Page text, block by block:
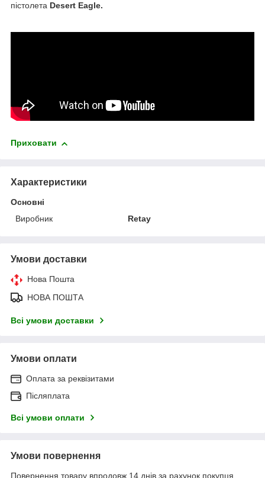
пістолета Desert Eagle.
Приховати
Характеристики
Основні
Виробник
Retay
Умови доставки
Нова Пошта
НОВА ПОШТА
Всі умови доставки
Умови оплати
Оплата за реквізитами
Післяплата
Всі умови оплати
Умови повернення
Повернення товару впродовж 14 днів за рахунок покупця